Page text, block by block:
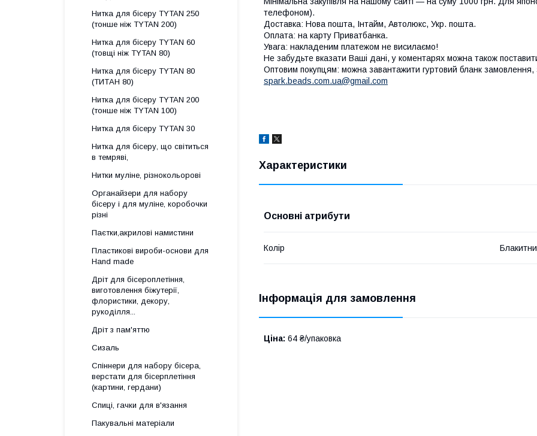
телефоном).
Доставка: Нова пошта, Інтайм, Автолюкс, Укр. пошта.
Оплата: на карту Приватбанка.
Увага: накладеним платежом не висилаємо!
Не забудьте вказати Ваші дані, у коментарях можна також
Оптовим покупцям: можна завантажити гуртовий бланк замовлення,
spark.beads.com.ua@gmail.com
Характеристики
Основні атрибути
Колір
Інформація для замовлення
Ціна: 64 ₴/упаковка
Нитка для бісеру ТYTAN 250
(тонше ніж ТYTAN 200)
Нитка для бісеру ТYTAN 60
(товщі ніж ТYTAN 80)
Нитка для бісеру TYTAN 80
(ТИТАН 80)
Нитка для бісеру ТYTAN 200
(тонше ніж TYTAN 100)
Нитка для бісеру TYTAN 30
Нитка для бісеру, що світиться
в темряві,
Нитки муліне, різнокольорові
Органайзери для набору
бісеру і для муліне, коробочки
різні
Паєтки,акрилові намистини
Пластикові вироби-основи для
Нand made
Дріт для бісероплетіння,
виготовлення біжутерії,
флористики, декору,
рукоділля...
Дріт з пам'яттю
Сизаль
Спіннери для набору бісера,
верстати для бісерплетіння
(картини, гердани)
Спиці, гачки для в'язання
Пакувальні матеріали